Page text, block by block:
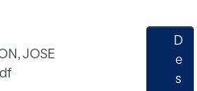
JOSE
D
e
s